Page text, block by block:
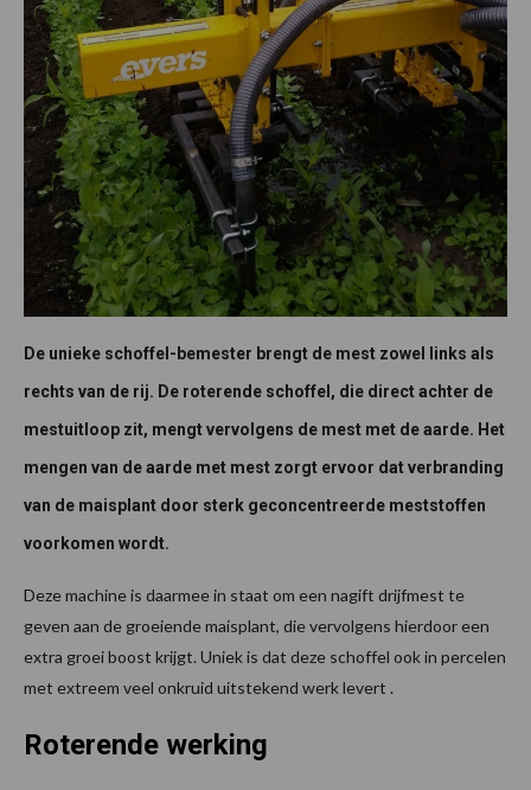
De unieke schoffel-bemester brengt de mest zowel links als
rechts van de rij. De roterende schoffel, die direct achter de
mestuitloop zit, mengt vervolgens de mest met de aarde. Het
mengen van de aarde met mest zorgt ervoor dat verbranding
van de maisplant door sterk geconcentreerde meststoffen
voorkomen wordt.
Deze machine is daarmee in staat om een nagift drijfmest te
geven aan de groeiende maisplant, die vervolgens hierdoor een
extra groei boost krijgt. Uniek is dat deze schoffel ook in percelen
met extreem veel onkruid uitstekend werk levert .
Roterende werking